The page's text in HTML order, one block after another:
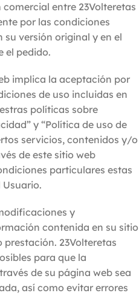
entre 23Volteretas
por las condiciones
su versión original y en el
el pedido.
implica la aceptación por
de uso incluidas en
políticas sobre
y “Política de uso de
servicios, contenidos y/o
de este sitio web
particulares estas
y
contenida en su sitio
23Volteretas
para que la
de su página web sea
así como evitar errores